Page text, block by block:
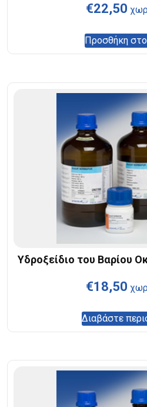
€22,50
Προσθήκη
Υδροξείδιο του Βαρίου
€18,50
Διαβάστε